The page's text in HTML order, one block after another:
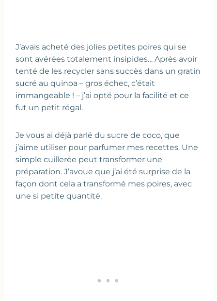
J’avais acheté des jolies petites poires qui se
sont avérées totalement insipides… Après avoir
tenté de les recycler sans succès dans un gratin
sucré au quinoa – gros échec, c’était
immangeable ! – j’ai opté pour la facilité et ce
fut un petit régal.
Je vous ai déjà parlé du sucre de coco, que
j’aime utiliser pour parfumer mes recettes. Une
simple cuillerée peut transformer une
préparation. J’avoue que j’ai été surprise de la
façon dont cela a transformé mes poires, avec
une si petite quantité.